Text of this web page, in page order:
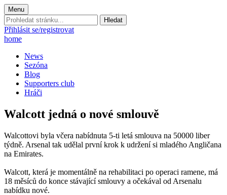
Menu
Prohledat
stránku:
Přihlásit se/registrovat
home
News
Sezóna
Blog
Supporters club
Hráči
Walcott jedná o nové smlouvě
Walcottovi byla včera nabídnuta 5-ti letá smlouva na 50000 liber
týdně. Arsenal tak udělal první krok k udržení si mladého Angličana
na Emirates.
Walcott, která je momentálně na rehabilitaci po operaci ramene, má
18 měsíců do konce stávající smlouvy a očekával od Arsenalu
nabídku nové.